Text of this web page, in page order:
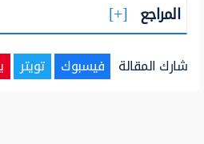
المراجع
شارك المقالة فيسبوك تويتر